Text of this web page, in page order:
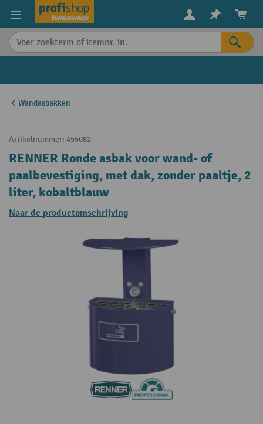
content
Wandasbakken
Artikelnummer: 455082
RENNER Ronde asbak voor wand- of
paalbevestiging, met dak, zonder paaltje, 2
liter, kobaltblauw
Naar de productomschrijving